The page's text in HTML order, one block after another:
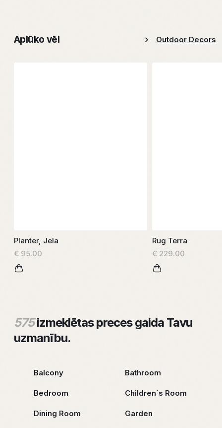
Aplūko vēl Outdoor Decors
Planter, Jela
€ 95.00
Rug Terra
€ 229.00
575izmeklētas preces gaida Tavu
uzmanību.
Balcony Bathroom
Bedroom Children`s Room
Dining Room Garden